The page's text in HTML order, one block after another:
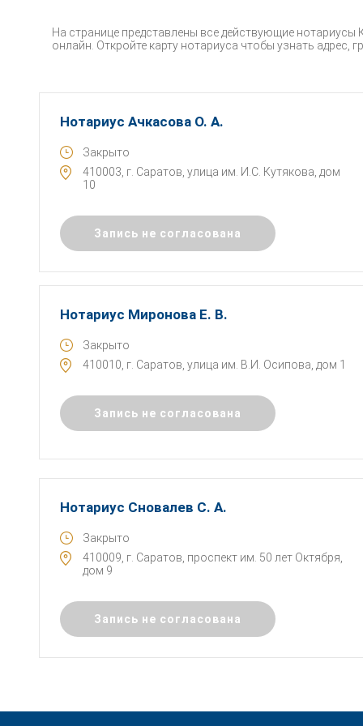
На странице представлены все действующие
онлайн. Откройте карту нотариуса чтобы узнать адрес,
Нотариус Ачкасова О. А.
Закрыто
410003, г. Саратов, улица им. И.С. Кутякова, дом
10
Запись не согласована
Нотариус Миронова Е. В.
Закрыто
410010, г. Саратов, улица им. В.И. Осипова, дом 1
Запись не согласована
Нотариус Сновалев С. А.
Закрыто
410009, г. Саратов, проспект им. 50 лет Октября,
дом 9
Запись не согласована